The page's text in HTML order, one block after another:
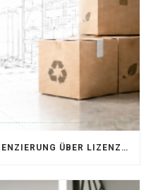
PLANEX: VERPACKUNGSLIZENZIERUNG ÜBER LIZENZERO & LUCID 2026